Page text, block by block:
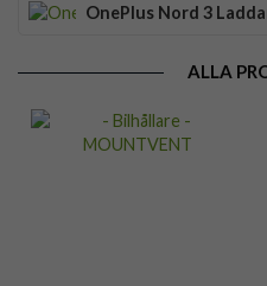
OnePlus Nord 3
ALLA